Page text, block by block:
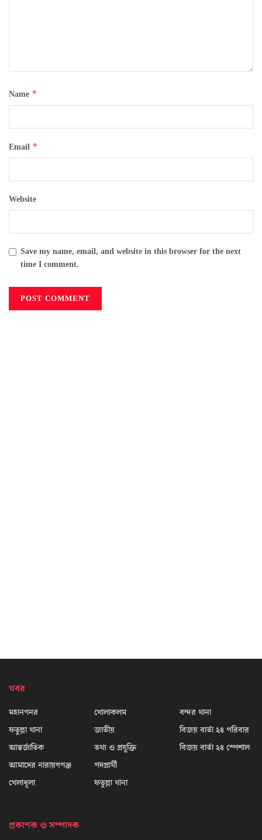
Name *
Email *
Website
Save my name, email, and website in this browser for the next
time I comment.
খবর
মহানগনর
ফতুল্লা থানা
আন্তর্জাতিক
আমাদের নারায়ণগঞ্জ
খেলাধূলা
খোলাকলম
জাতীয়
তথ্য ও প্রযুক্তি
পদপ্রার্থী
ফতুল্লা থানা
বন্দর থানা
বিজয় বার্তা ২৪ পরিবার
বিজয় বার্তা ২৪ স্পেশাল
প্রকাশক ও সম্পাদক